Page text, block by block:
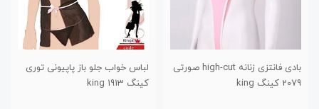
بادی فانتزی زنانه high-cut صورتی
2079 کینگ king
لباس خواب جلو باز پاپیونی توری
کینگ 1913 king